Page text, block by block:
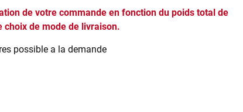
de votre commande en fonction du poids total de
choix de mode de livraison.
possible a la demande